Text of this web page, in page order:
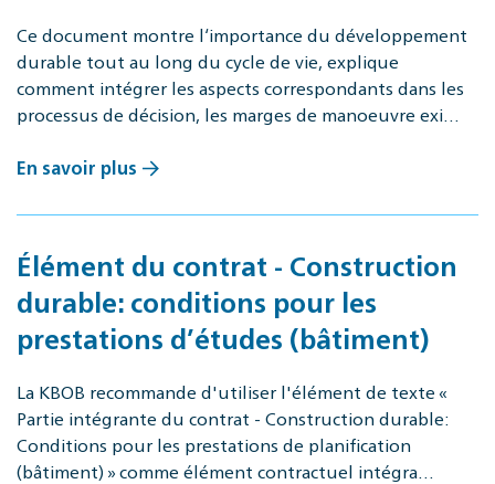
Ce document montre l‘importance du développement
durable tout au long du cycle de vie, explique
comment intégrer les aspects correspondants dans les
processus de décision, les marges de manoeuvre exi…
En savoir plus
Élément du contrat - Construction
durable: conditions pour les
prestations d’études (bâtiment)
La KBOB recommande d'utiliser l'élément de texte «
Partie intégrante du contrat - Construction durable:
Conditions pour les prestations de planification
(bâtiment) » comme élément contractuel intégra…